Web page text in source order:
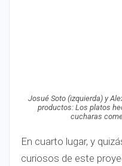
Josué Soto (izquierda) y
productos: Los platos
cucharas
En cuarto lugar, y
curiosos de este